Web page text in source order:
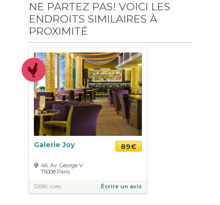
NE PARTEZ PAS! VOICI LES
ENDROITS SIMILAIRES À
PROXIMITÉ
Galerie Joy 89€
46, Av. George V
75008 Paris
12686 vues Écrire un avis